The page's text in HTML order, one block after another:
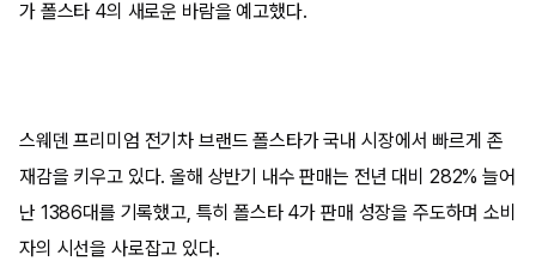
가 폴스타 4의 새로운 바람을 예고했다.
스웨덴 프리미엄 전기차 브랜드 폴스타가 국내 시장에서 빠르게 존
재감을 키우고 있다. 올해 상반기 내수 판매는 전년 대비 282% 늘어
난 1386대를 기록했고, 특히 폴스타 4가 판매 성장을 주도하며 소비
자의 시선을 사로잡고 있다.